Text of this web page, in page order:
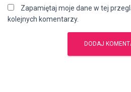
Zapamiętaj moje dane w tej
kolejnych komentarzy.